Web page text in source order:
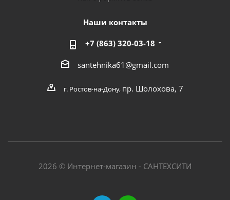
Наши контакты
+7 (863) 320-03-18
santehnika61@gmail.com
г. Ростов-на-Дону, пр. Шолохова, 7
2026 © Интернет-магазин - САНТЕХСИТИ